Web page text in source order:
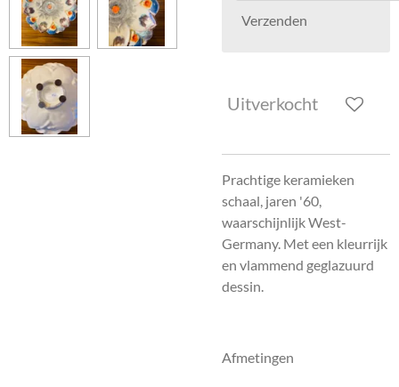
Verzenden
Uitverkocht
Prachtige keramieken
schaal, jaren '60,
waarschijnlijk West-
Germany. Met een kleurrijk
en vlammend geglazuurd
dessin.
Afmetingen